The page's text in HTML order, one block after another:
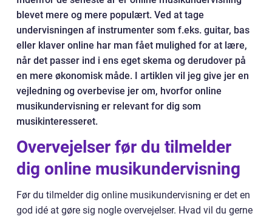
blevet mere og mere populært. Ved at tage
undervisningen af instrumenter som f.eks. guitar, bas
eller klaver online har man fået mulighed for at lære,
når det passer ind i ens eget skema og derudover på
en mere økonomisk måde. I artiklen vil jeg give jer en
vejledning og overbevise jer om, hvorfor online
musikundervisning er relevant for dig som
musikinteresseret.
Overvejelser før du tilmelder
dig online musikundervisning
Før du tilmelder dig online musikundervisning er det en
god idé at gøre sig nogle overvejelser. Hvad vil du gerne